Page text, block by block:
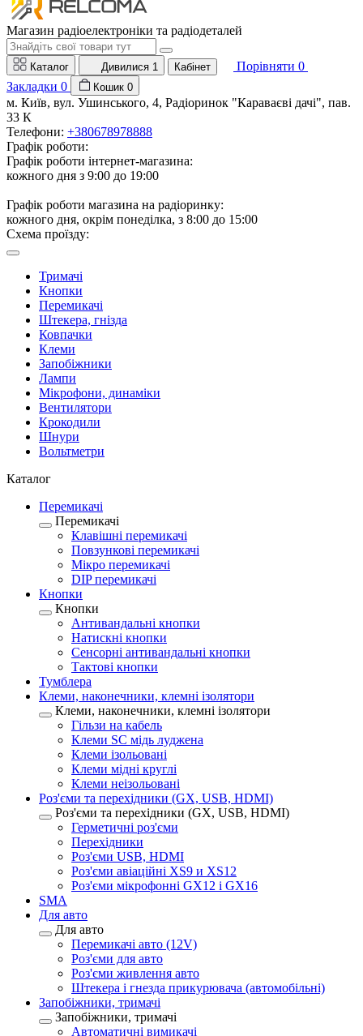
Магазин радіоелектроніки та радіодеталей
Каталог Дивилися 1 Кабінет Порівняти 0
Закладки 0 Кошик 0
м. Київ, вул. Ушинського, 4, Радіоринок "Караваєві дачі", пав.
33 К
Телефони: +380678978888
Графік роботи:
Графік роботи інтернет-магазина:
кожного дня з 9:00 до 19:00
Графік роботи магазина на радіоринку:
кожного дня, окрім понеділка, з 8:00 до 15:00
Схема проїзду:
Тримачі
Кнопки
Перемикачі
Штекера, гнізда
Ковпачки
Клеми
Запобіжники
Лампи
Мікрофони, динаміки
Вентилятори
Крокодили
Шнури
Вольтметри
Каталог
Перемикачі
Перемикачі
Клавішні перемикачі
Повзункові перемикачі
Мікро перемикачі
DIP перемикачі
Кнопки
Кнопки
Антивандальні кнопки
Натискні кнопки
Сенсорні антивандальні кнопки
Тактові кнопки
Тумблера
Клеми, наконечники, клемні ізолятори
Клеми, наконечники, клемні ізолятори
Гільзи на кабель
Клеми SC мідь луджена
Клеми ізольовані
Клеми мідні круглі
Клеми неізольовані
Роз'єми та перехідники (GX, USB, HDMI)
Роз'єми та перехідники (GX, USB, HDMI)
Герметичні роз'єми
Перехідники
Роз'єми USB, HDMI
Роз'єми авіаційні XS9 и XS12
Роз'єми мікрофонні GX12 і GX16
SMA
Для авто
Для авто
Перемикачі авто (12V)
Роз'єми для авто
Роз'єми живлення авто
Штекера і гнезда прикурювача (автомобільні)
Запобіжники, тримачі
Запобіжники, тримачі
Автоматичні вимикачі